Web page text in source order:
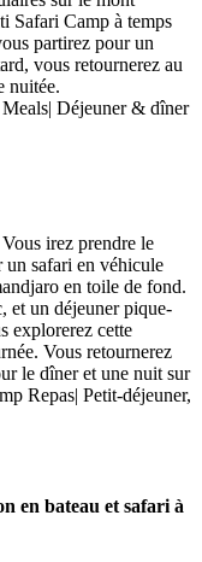
Safari Camp à temps
partirez pour un
vous retournerez au
nuitée.
Déjeuner & dîner
irez prendre le
un safari en véhicule
en toile de fond.
et un déjeuner pique-
explorerez cette
Vous retournerez
le dîner et une nuit sur
Repas| Petit-déjeuner,
en bateau et safari à